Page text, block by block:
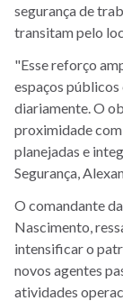
segurança de
transitam pelo
"Esse reforço
espaços
diariamente. O
proximidade com
planejadas e
Segurança,
O comandante
Nascimento,
intensificar o
novos agentes
atividades